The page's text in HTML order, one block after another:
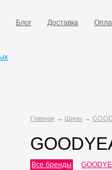
Блог Доставка
Главная → Шины →
Все бренды